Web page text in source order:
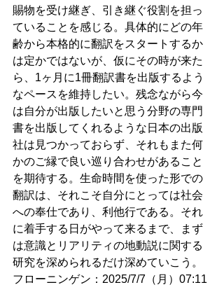
賜物を受け継ぎ、引き継ぐ役割を担っ
ていることを感じる。具体的にどの年
齢から本格的に翻訳をスタートするか
は定かではないが、仮にその時が来た
ら、1ヶ月に1冊翻訳書を出版するよう
なペースを維持したい。残念ながら今
は自分が出版したいと思う分野の専門
書を出版してくれるような日本の出版
社は見つかっておらず、それもまた何
かのご縁で良い巡り合わせがあること
を期待する。生命時間を使った形での
翻訳は、それこそ自分にとっては社会
への奉仕であり、利他行である。それ
に着手する日がやって来るまで、まず
は意識とリアリティの地動説に関する
研究を深められるだけ深めていこう。
フローニンゲン：2025/7/7（月）07:11